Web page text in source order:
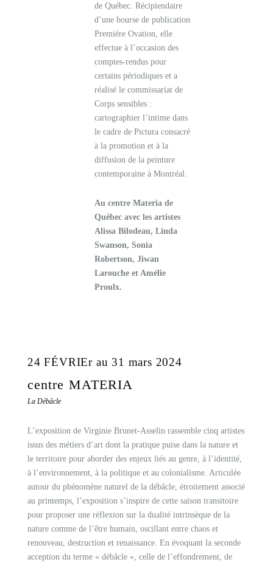
de Québec. Récipiendaire
d’une bourse de publication
Première Ovation, elle
effectue à l’occasion des
comptes-rendus pour
certains périodiques et a
réalisé le commissariat de
Corps sensibles :
cartographier l’intime dans
le cadre de Pictura consacré
à la promotion et à la
diffusion de la peinture
contemporaine à Montréal.
Au centre Materia de
Québec avec les artistes
Alissa Bilodeau, Linda
Swanson, Sonia
Robertson, Jiwan
Larouche et Amélie
Proulx.
24 FÉVRIEr au 31 mars 2024
centre MATERIA
La Débâcle
L’exposition de Virginie Brunet-Asselin rassemble cinq artistes
issus des métiers d’art dont la pratique puise dans la nature et
le territoire pour aborder des enjeux liés au genre, à l’identité,
à l’environnement, à la politique et au colonialisme. Articulée
autour du phénomène naturel de la débâcle, étroitement associé
au printemps, l’exposition s’inspire de cette saison transitoire
pour proposer une réflexion sur la dualité intrinsèque de la
nature comme de l’être humain, oscillant entre chaos et
renouveau, destruction et renaissance. En évoquant la seconde
acception du terme « débâcle », celle de l’effondrement, de